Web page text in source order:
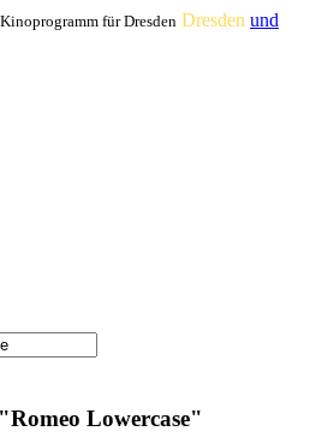
für Dresden Dresden und
Lowercase"